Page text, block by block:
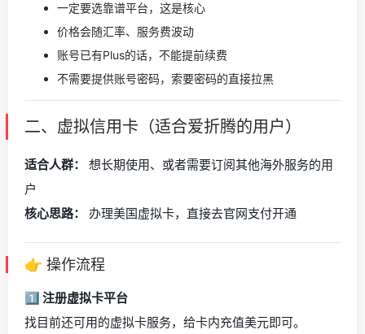
一定要选靠谱平台，这是核心
价格会随汇率、服务费波动
账号已有Plus的话，不能提前续费
不需要提供账号密码，索要密码的直接拉黑
二、虚拟信用卡（适合爱折腾的用户）
适合人群：
想长期使用、或者需要订阅其他海外服务的用
户
核心思路：
办理美国虚拟卡，直接去官网支付开通
👉 操作流程
1️⃣ 注册虚拟卡平台
找目前还可用的虚拟卡服务，给卡内充值美元即可。